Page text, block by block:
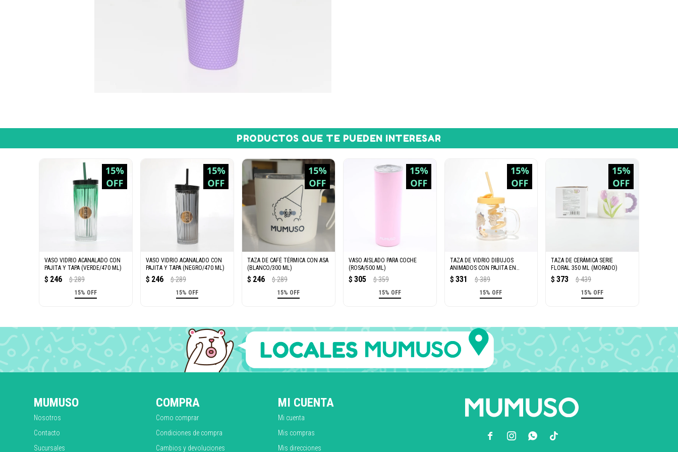
PRODUCTOS QUE TE PUEDEN INTERESAR
VASO VIDRIO ACANALADO CON
PAJITA Y TAPA (VERDE/470 ML)
$ 246 $ 289
15% OFF
VASO VIDRIO ACANALADO CON
PAJITA Y TAPA (NEGRO/470 ML)
$ 246 $ 289
15% OFF
TAZA DE CAFÉ TÉRMICA CON ASA
(BLANCO/300 ML)
$ 246 $ 289
15% OFF
VASO AISLADO PARA COCHE
(ROSA/500 ML)
$ 305 $ 359
15% OFF
TAZA DE VIDRIO DIBUJOS
ANIMADOS CON PAJITA EN
ESPIRAL Y TAPA (AMARILLO/350
ML)
$ 331 $ 389
15% OFF
TAZA DE CERÁMICA SERIE
FLORAL 350 ML (MORADO)
$ 373 $ 439
15% OFF
MUMUSO
Nosotros
Contacto
Sucursales
COMPRA
Como comprar
Condiciones de compra
Cambios y devoluciones
MI CUENTA
Mi cuenta
Mis compras
Mis direcciones
  